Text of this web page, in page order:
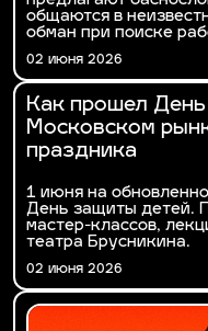
общаются в
обман при поиске
02 июня 2026
Как прошел
Московском
праздника
1 июня на
День защиты детей.
мастер-классов,
театра Брусникина.
02 июня 2026